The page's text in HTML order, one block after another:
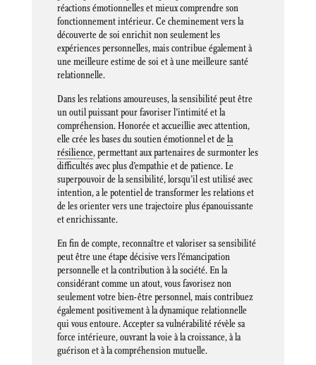
réactions émotionnelles et mieux comprendre son
fonctionnement intérieur. Ce cheminement vers la
découverte de soi enrichit non seulement les
expériences personnelles, mais contribue également à
une meilleure estime de soi et à une meilleure santé
relationnelle.
Dans les relations amoureuses, la sensibilité peut être
un outil puissant pour favoriser l’intimité et la
compréhension. Honorée et accueillie avec attention,
elle crée les bases du soutien émotionnel et dela
résilience, permettant aux partenaires de surmonter les
difficultés avec plus d’empathie et de patience. Le
superpouvoir de la sensibilité, lorsqu’il est utilisé avec
intention, a le potentiel de transformer les relations et
de les orienter vers une trajectoire plus épanouissante
et enrichissante.
En fin de compte, reconnaître et valoriser sa sensibilité
peut être une étape décisive vers l’émancipation
personnelle et la contribution à la société. En la
considérant comme un atout, vous favorisez non
seulement votre bien-être personnel, mais contribuez
également positivement à la dynamique relationnelle
qui vous entoure. Accepter sa vulnérabilité révèle sa
force intérieure, ouvrant la voie à la croissance, à la
guérison et à la compréhension mutuelle.